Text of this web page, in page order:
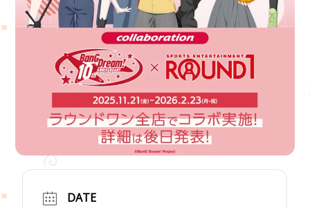
DATE